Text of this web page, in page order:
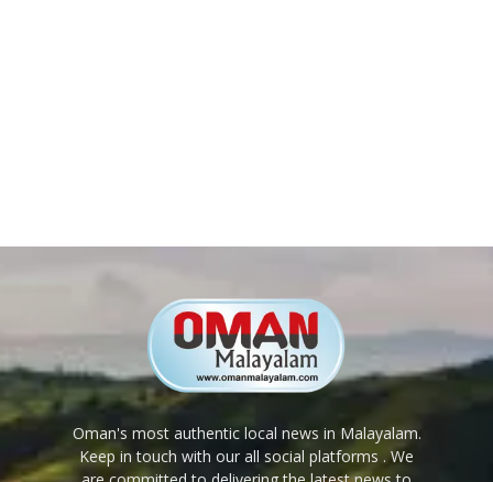
Oman's most authentic local news in Malayalam.
Keep in touch with our all social platforms . We